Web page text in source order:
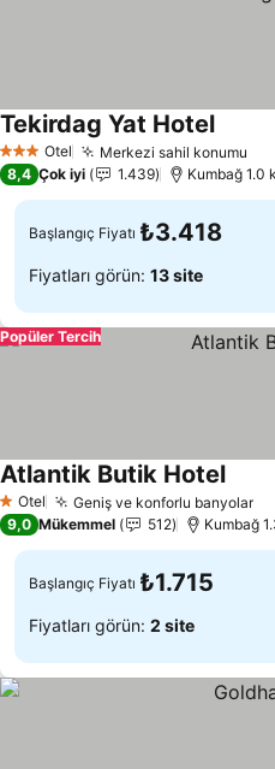
3 YıldızOtel Merkezi sahil konumu
Tekirdag Yat Hotel
8,4 Çok iyi 1.439 Kumbağ 1.0
Başlangıç Fiyatı ₺3.418
Fiyatları görün: 13 site
Popüler Tercih
1 Yıldız
Otel Geniş ve konforlu banyolar
Atlantik Butik Hotel
9,0 Mükemmel 512 Kumbağ
Başlangıç Fiyatı ₺1.715
Fiyatları görün: 2 site